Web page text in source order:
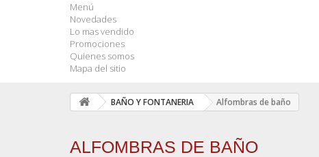
Menú
Novedades
Lo mas vendido
Promociones
Quienes somos
Mapa del sitio
BAÑO Y FONTANERIA Alfombras de baño
ALFOMBRAS DE BAÑO